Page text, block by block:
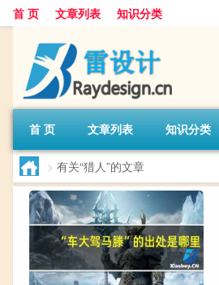
首 页 文章列表 知识分类
首 页 文章列表 知识分类
> 有关“猎人”的文章